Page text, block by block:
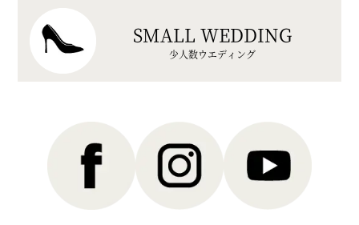
SMALL WEDDING
少人数ウエディング